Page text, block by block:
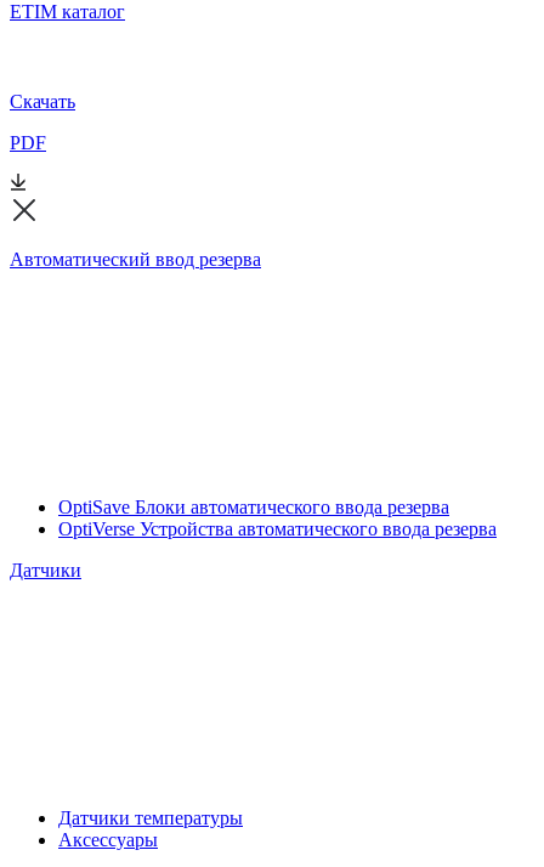
ETIM каталог
Скачать
PDF
Автоматический ввод резерва
OptiSave Блоки автоматического ввода резерва
OptiVerse Устройства автоматического ввода резерва
Датчики
Датчики температуры
Аксессуары